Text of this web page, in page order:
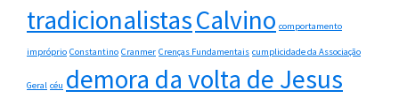
tradicionalistasCalvino comportamento
impróprio Constantino Cranmer Crenças Fundamentais cumplicidade da Associação
Geral céu demora da volta de Jesus